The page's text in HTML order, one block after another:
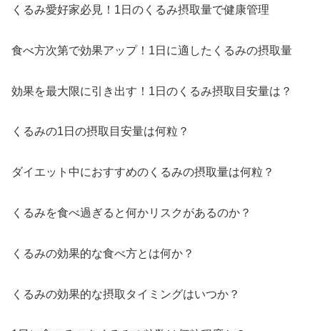
くるみ愛好家必見！1日のくるみ摂取量で健康管理
食べ方次第で効果アップ！1日に適したくるみの摂取量
効果を最大限に引き出す！1日のくるみ摂取目安量は？
くるみの1日の摂取目安量は何粒？
ダイエット中におすすめのくるみの摂取量は何粒？
くるみを食べ過ぎると何かリスクがあるのか？
くるみの効果的な食べ方とは何か？
くるみの効果的な摂取タイミングはいつか？